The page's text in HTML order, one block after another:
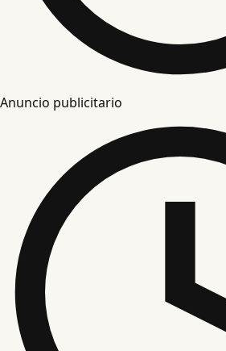
Anuncio publicitario